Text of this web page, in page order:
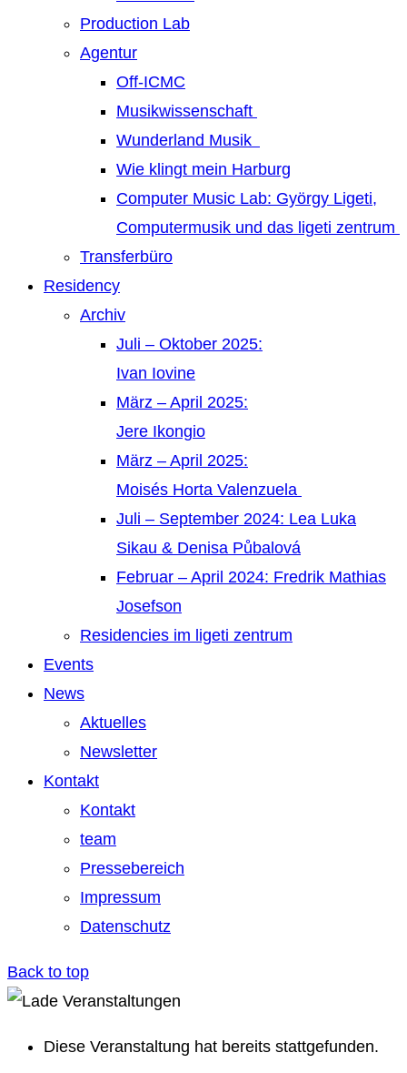
Production Lab
Agentur
Off-ICMC
Musikwissenschaft
Wunderland Musik
Wie klingt mein Harburg
Computer Music Lab: György Ligeti,
Computermusik und das ligeti zentrum
Transferbüro
Residency
Archiv
Juli – Oktober 2025:
Ivan Iovine
März – April 2025:
Jere Ikongio
März – April 2025:
Moisés Horta Valenzuela
Juli – September 2024: Lea Luka
Sikau & Denisa Půbalová
Februar – April 2024: Fredrik Mathias
Josefson
Residencies im ligeti zentrum
Events
News
Aktuelles
Newsletter
Kontakt
Kontakt
team
Pressebereich
Impressum
Datenschutz
Back to top
Diese Veranstaltung hat bereits stattgefunden.